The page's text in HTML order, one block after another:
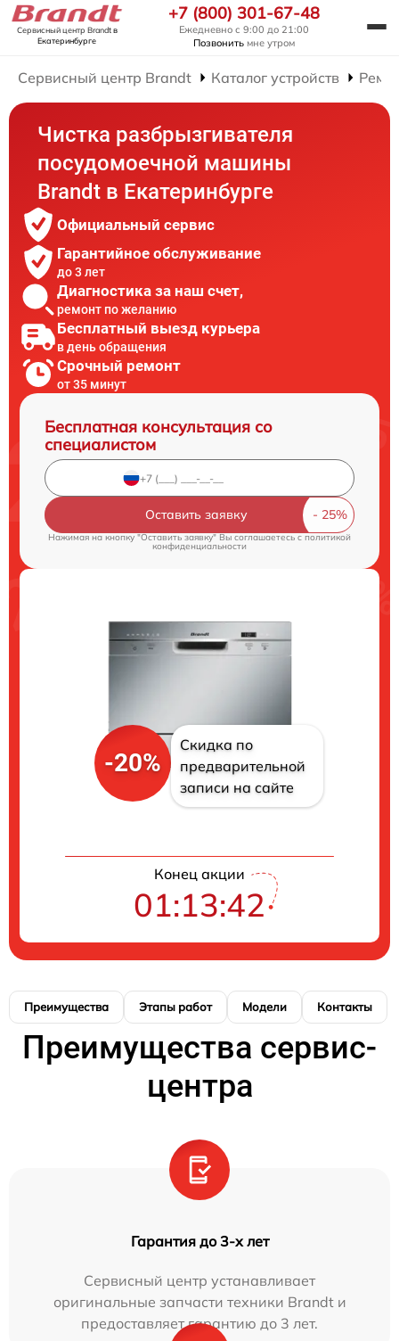
Сервисный центр Brandtв
Екатеринбурге
+7 (800) 301-67-48
Ежедневно с 9:00 до 21:00
Позвонить мне утром
Сервисный центр Brandt Каталог устройств
Чистка разбрызгивателя
посудомоечной машины
Brandt в Екатеринбурге
Официальный сервис
Гарантийное обслуживание
до 3 лет
Диагностика за наш счет,
ремонт по желанию
Бесплатный выезд курьера
в день обращения
Срочный ремонт
от 35 минут
Бесплатная консультация со
специалистом
Оставить заявку
Нажимая на кнопку "Оставить заявку" Вы соглашаетесь cполитикой
конфиденциальности
-20%
Скидка по
предварительной
записи на сайте
Конец акции
01:13:41
Преимущества Этапы работ Модели Контакты
Преимущества сервис-
центра
Гарантия до 3-х лет
Сервисный центр устанавливает
оригинальные запчасти техники Brandt и
предоставляет гарантию до 3 лет.